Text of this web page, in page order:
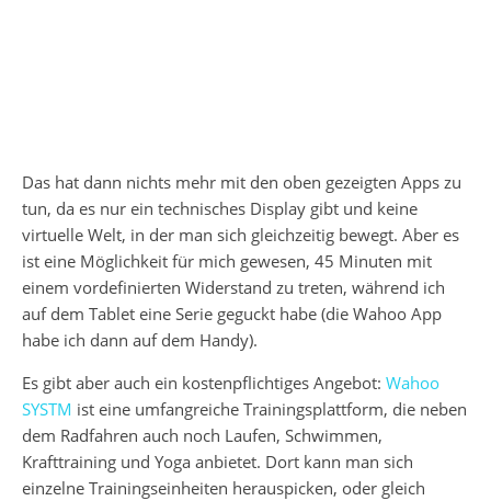
Das hat dann nichts mehr mit den oben gezeigten Apps zu
tun, da es nur ein technisches Display gibt und keine
virtuelle Welt, in der man sich gleichzeitig bewegt. Aber es
ist eine Möglichkeit für mich gewesen, 45 Minuten mit
einem vordefinierten Widerstand zu treten, während ich
auf dem Tablet eine Serie geguckt habe (die Wahoo App
habe ich dann auf dem Handy).
Es gibt aber auch ein kostenpflichtiges Angebot: Wahoo
SYSTM ist eine umfangreiche Trainingsplattform, die neben
dem Radfahren auch noch Laufen, Schwimmen,
Krafttraining und Yoga anbietet. Dort kann man sich
einzelne Trainingseinheiten herauspicken, oder gleich